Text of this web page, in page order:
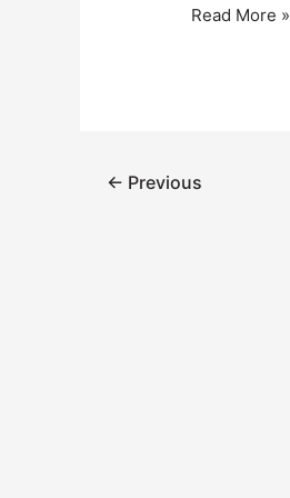
ရေရှည်
Read More »
← Previous